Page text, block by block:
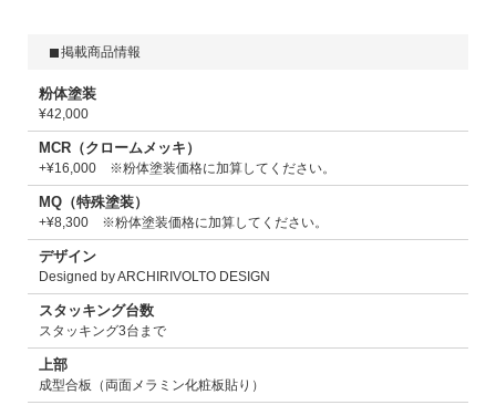
掲載商品情報
粉体塗装
¥42,000
MCR（クロームメッキ）
+¥16,000 ※粉体塗装価格に加算してください。
MQ（特殊塗装）
+¥8,300 ※粉体塗装価格に加算してください。
デザイン
Designed by ARCHIRIVOLTO DESIGN
スタッキング台数
スタッキング3台まで
上部
成型合板（両面メラミン化粧板貼り）